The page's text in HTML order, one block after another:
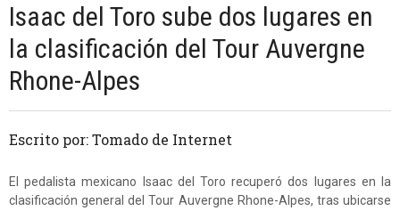
Isaac del Toro sube dos lugares en
la clasificación del Tour Auvergne
Rhone-Alpes
Escrito por: Tomado de Internet
El pedalista mexicano Isaac del Toro recuperó dos lugares en la
clasificación general del Tour Auvergne Rhone-Alpes, tras ubicarse